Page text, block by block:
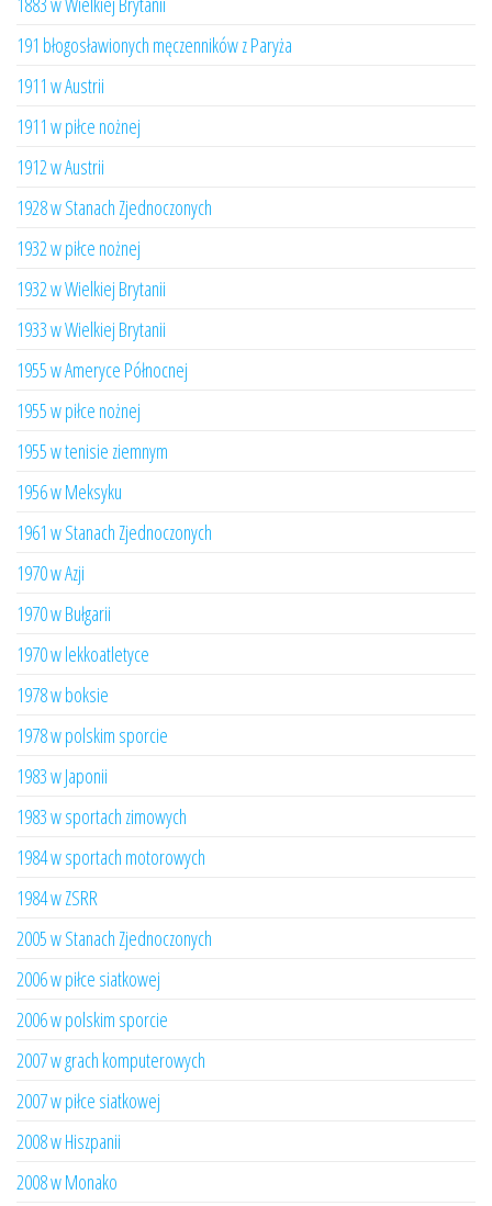
191 błogosławionych męczenników z Paryża
1911 w Austrii
1911 w piłce nożnej
1912 w Austrii
1928 w Stanach Zjednoczonych
1932 w piłce nożnej
1932 w Wielkiej Brytanii
1933 w Wielkiej Brytanii
1955 w Ameryce Północnej
1955 w piłce nożnej
1955 w tenisie ziemnym
1956 w Meksyku
1961 w Stanach Zjednoczonych
1970 w Azji
1970 w Bułgarii
1970 w lekkoatletyce
1978 w boksie
1978 w polskim sporcie
1983 w Japonii
1983 w sportach zimowych
1984 w sportach motorowych
1984 w ZSRR
2005 w Stanach Zjednoczonych
2006 w piłce siatkowej
2006 w polskim sporcie
2007 w grach komputerowych
2007 w piłce siatkowej
2008 w Hiszpanii
2008 w Monako